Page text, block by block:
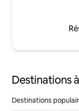
Destinations
Destinations